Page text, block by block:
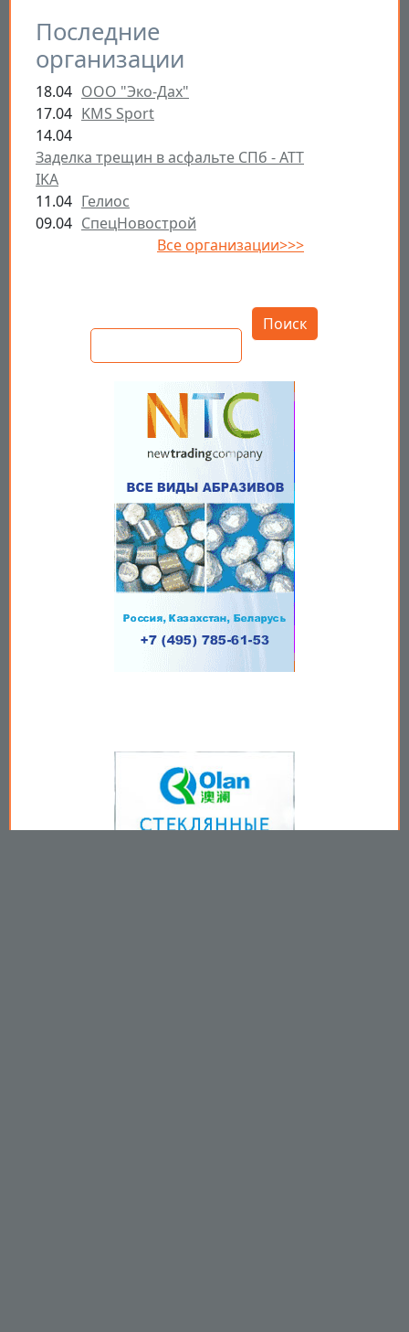
Последние
организации
18.04 ООО "Эко-Дах"
17.04 KMS Sport
14.04
Заделка трещин в асфальте СПб - ATT
IKA
11.04 Гелиос
09.04 СпецНовострой
Все организации>>>